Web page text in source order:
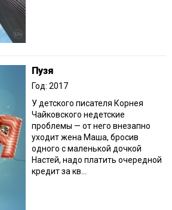
Пузя
Год: 2017
У детского писателя Корнея
Чайковского недетские
проблемы — от него внезапно
уходит жена Маша, бросив
одного с маленькой дочкой
Настей, надо платить очередной
кредит за кв...